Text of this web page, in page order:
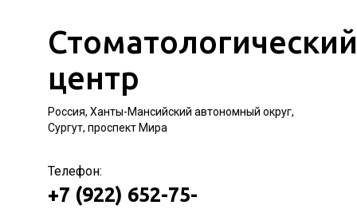
Стоматологический
центр
Россия, Ханты-Мансийский автономный округ,
Сургут, проспект Мира
Телефон:
+7 (922) 652-75-